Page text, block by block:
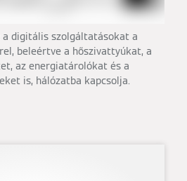
a digitális szolgáltatásokat a
beleértve a hőszivattyúkat, a
az energiatárolókat és a
is, hálózatba kapcsolja.